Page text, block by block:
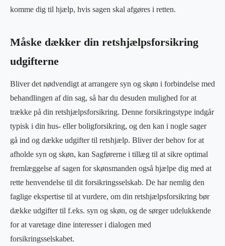
komme dig til hjælp, hvis sagen skal afgøres i retten.
Måske dækker din retshjælpsforsikring
udgifterne
Bliver det nødvendigt at arrangere syn og skøn i forbindelse med
behandlingen af din sag, så har du desuden mulighed for at
trække på din retshjælpsforsikring. Denne forsikringstype indgår
typisk i din hus- eller boligforsikring, og den kan i nogle sager
gå ind og dække udgifter til retshjælp. Bliver der behov for at
afholde syn og skøn, kan Sagførerne i tillæg til at sikre optimal
fremlæggelse af sagen for skønsmanden også hjælpe dig med at
rette henvendelse til dit forsikringsselskab. De har nemlig den
faglige ekspertise til at vurdere, om din retshjælpsforsikring bør
dække udgifter til f.eks. syn og skøn, og de sørger udelukkende
for at varetage dine interesser i dialogen med
forsikringsselskabet.